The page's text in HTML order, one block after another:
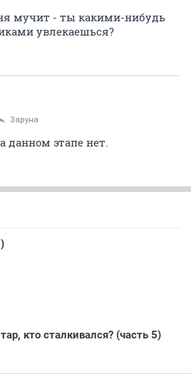
мучит - ты какими-нибудь
увлекаешься?
Заруна
данном этапе нет.
кто сталкивался? (часть 5)